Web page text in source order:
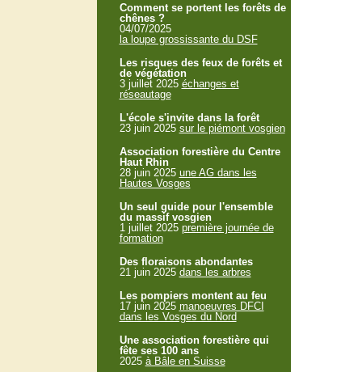
Comment se portent les forêts de
chênes ?
04/07/2025
la loupe grossissante du DSF
Les risques des feux de forêts et
de végétation
3 juillet 2025 échanges et
réseautage
L'école s'invite dans la forêt
23 juin 2025 sur le piémont vosgien
Association forestière du Centre
Haut Rhin
28 juin 2025 une AG dans les
Hautes Vosges
Un seul guide pour l'ensemble
du massif vosgien
1 juillet 2025 première journée de
formation
Des floraisons abondantes
21 juin 2025 dans les arbres
Les pompiers montent au feu
17 juin 2025 manoeuvres DFCI
dans les Vosges du Nord
Une association forestière qui
fête ses 100 ans
2025 à Bâle en Suisse